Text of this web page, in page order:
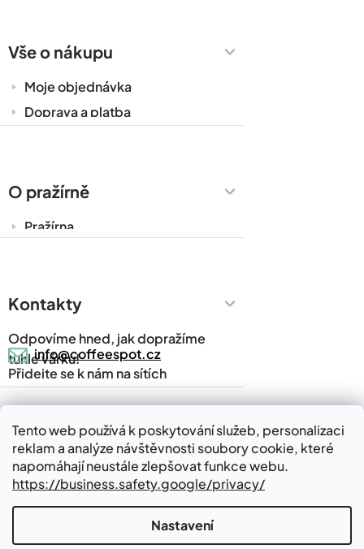
Tento web používá k poskytování služeb, personalizaci
reklam a analýze návštěvnosti soubory cookie, které
napomáhají neustále zlepšovat funkce webu.
https://business.safety.google/privacy/
Nastavení
Vše o nákupu
Moje objednávka
Doprava a platba
Obchodní podmínky
O pražírně
Pražírna
Časté dotazy
Napsali o nás
Blog
Kontakty
Kontakty
Odpovíme hned, jak dopražíme
tuhle várku!
info@coffeespot.cz
Přidejte se k nám na sítích
Kde nás najdete
Vytvořil Shoptet